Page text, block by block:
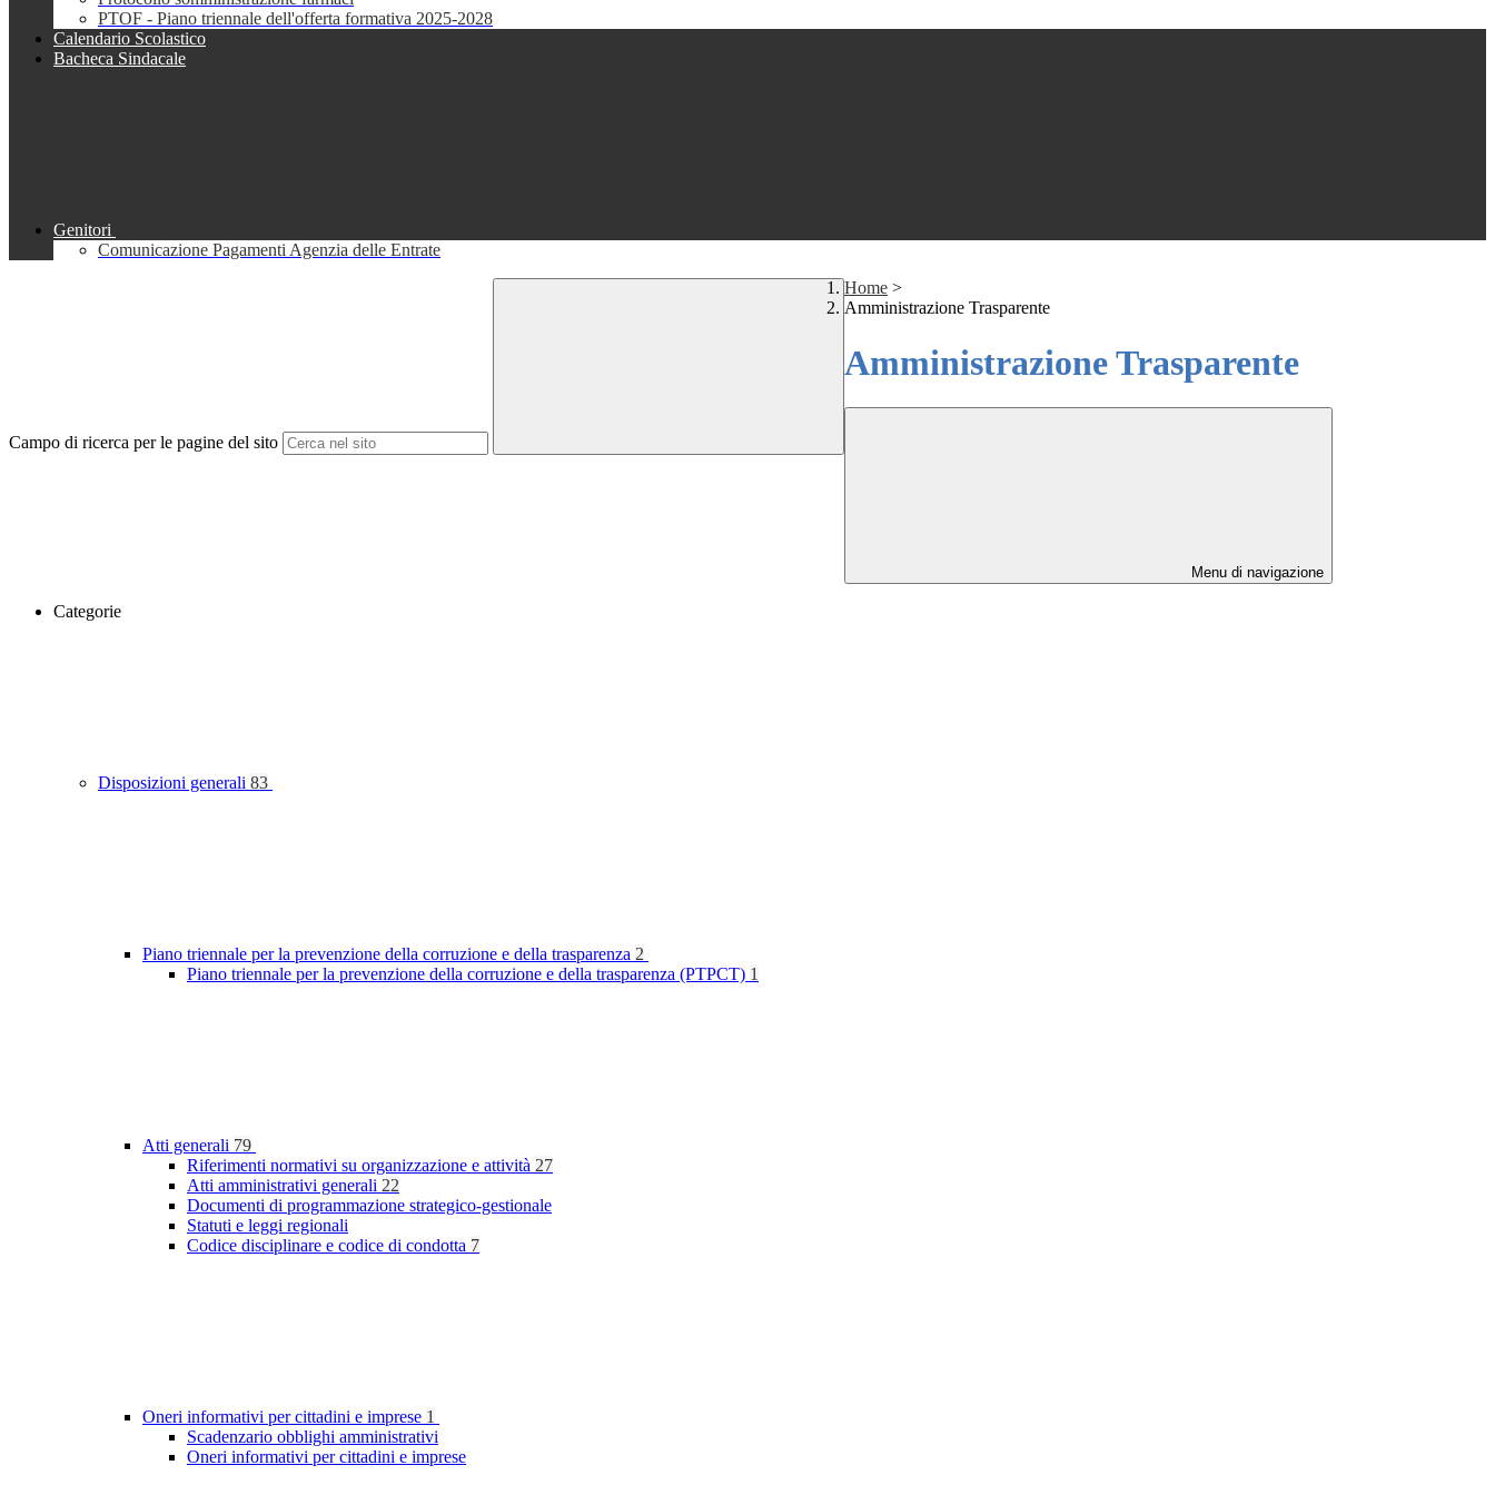
PTOF - Piano triennale dell'offerta formativa 2025-2028
Calendario Scolastico
Bacheca Sindacale
Genitori
Comunicazione Pagamenti Agenzia delle Entrate
Campo di ricerca per le pagine del sito
Home >
Amministrazione Trasparente
Amministrazione Trasparente
Menu di navigazione
Categorie
Disposizioni generali 83
Piano triennale per la prevenzione della corruzione e della trasparenza 2
Piano triennale per la prevenzione della corruzione e della trasparenza (PTPCT) 1
Atti generali 79
Riferimenti normativi su organizzazione e attività 27
Atti amministrativi generali 22
Documenti di programmazione strategico-gestionale
Statuti e leggi regionali
Codice disciplinare e codice di condotta 7
Oneri informativi per cittadini e imprese 1
Scadenzario obblighi amministrativi
Oneri informativi per cittadini e imprese